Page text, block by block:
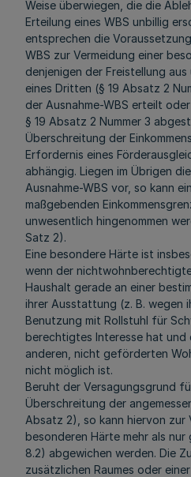
Weise überwiegen, die die
Erteilung eines WBS unbillig
entsprechen die
WBS zur Vermeidung einer
denjenigen der Freistellung
eines Dritten (§ 19 Absatz 2
der Ausnahme-WBS erteilt
§ 19 Absatz 2 Nummer 3
Überschreitung der
Erfordernis eines
abhängig. Liegen im Übrigen
Ausnahme-WBS vor, so kann
maßgebenden
unwesentlich hingenommen
Satz 2).
Eine besondere Härte ist
wenn der
Haushalt gerade an einer
ihrer Ausstattung (z. B. wegen
Benutzung mit Rollstuhl für
berechtigtes Interesse hat und
anderen, nicht geförderten
nicht möglich ist.
Beruht der Versagungsgrund
Überschreitung der
Absatz 2), so kann hiervon zur
besonderen Härte mehr als
8.2) abgewichen werden. Die
zusätzlichen Raumes oder